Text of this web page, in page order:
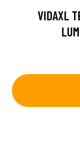
VIDAXL